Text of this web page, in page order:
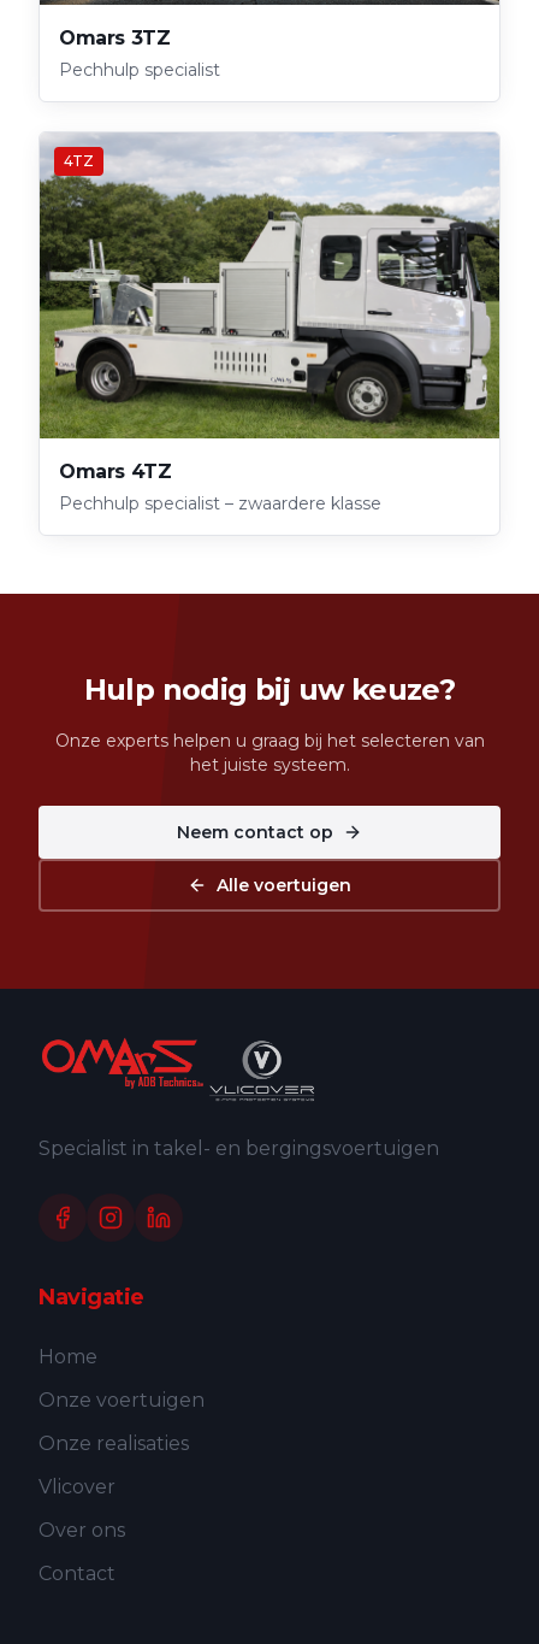
Omars 3TZ
Pechhulp specialist
4TZ
Omars 4TZ
Pechhulp specialist – zwaardere klasse
Hulp nodig bij uw keuze?
Onze experts helpen u graag bij het selecteren van
het juiste systeem.
Neem contact op
Alle voertuigen
Specialist in takel- en bergingsvoertuigen
Navigatie
Home
Onze voertuigen
Onze realisaties
Vlicover
Over ons
Contact